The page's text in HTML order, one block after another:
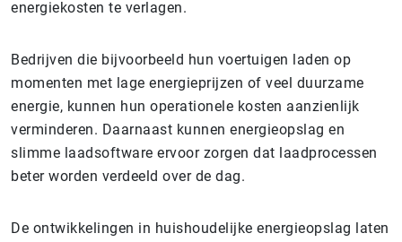
energiekosten te verlagen.
Bedrijven die bijvoorbeeld hun voertuigen laden op
momenten met lage energieprijzen of veel duurzame
energie, kunnen hun operationele kosten aanzienlijk
verminderen. Daarnaast kunnen energieopslag en
slimme laadsoftware ervoor zorgen dat laadprocessen
beter worden verdeeld over de dag.
De ontwikkelingen in huishoudelijke energieopslag laten